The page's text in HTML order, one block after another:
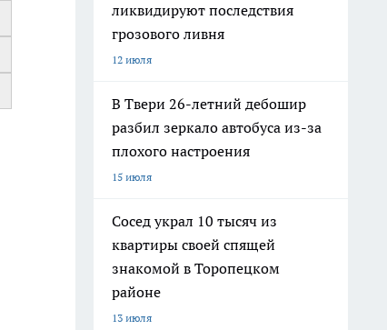
ликвидируют последствия
грозового ливня
12 июля
В Твери 26-летний дебошир
разбил зеркало автобуса из-за
плохого настроения
15 июля
Сосед украл 10 тысяч из
квартиры своей спящей
знакомой в Торопецком
районе
13 июля